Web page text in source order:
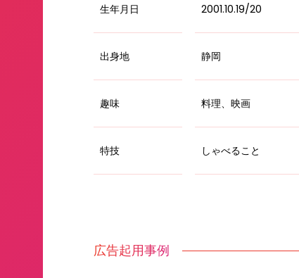
生年月日 2001.10.19/20
出身地 静岡
趣味 料理、映画
特技 しゃべること
広告起用事例